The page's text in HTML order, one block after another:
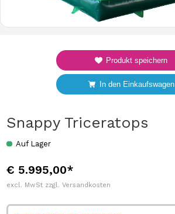
Snappy Triceratops
Auf Lager
€ 5.995,00*
excl. MwSt zzgl. Versandkosten
Produkt speichern
In den Einkaufswagen